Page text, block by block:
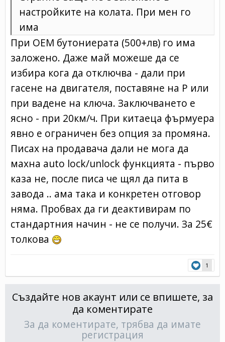
настройките на колата. При мен го
има
При ОЕМ бутониерата (500+лв) го има
заложено. Даже май можеше да се
избира кога да отключва - дали при
гасене на двигателя, поставяне на P или
при вадене на ключа. Заключването е
ясно - при 20км/ч. При китаеца фърмуера
явно е ограничен без опция за промяна.
Писах на продавача дали не мога да
махна auto lock/unlock функцията - първо
каза не, после писа че щял да пита в
завода .. ама така и конкретен отговор
няма. Пробвах да ги деактивирам по
стандартния начин - не се получи. За 25€
толкова
1
Създайте нов акаунт или се впишете, за
да коментирате
За да коментирате, трябва да имате
регистрация